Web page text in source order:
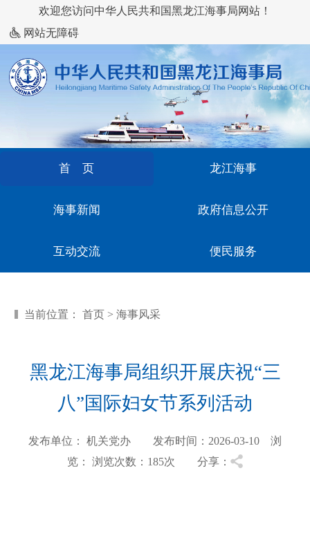
欢迎您访问中华人民共和国黑龙江海事局网站！
网站无障碍
首 页 龙江海事
海事新闻 政府信息公开
互动交流 便民服务
当前位置： 首页 > 海事风采
黑龙江海事局组织开展庆祝“三
八”国际妇女节系列活动
发布单位： 机关党办 发布时间：2026-03-10 浏
览： 浏览次数：185次 分享：